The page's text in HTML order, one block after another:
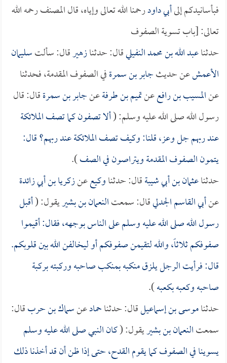
فبأسانيدكم إلىأبي داودرحمنا الله تعالى وإياه، قال المصنف رحمه الله
تعالى: [باب تسوية الصفوف
حدثناعبد الله بن محمد النفيليقال: حدثنازهيرقال: سألتسليمان
الأعمشعن حديثجابر بن سمرةفي الصفوف المقدمة، فحدثنا
عنالمسيب بن رافععنتميم بن طرفةعنجابر بن سمرةقال: قال
رسول الله صلى الله عليه وسلم: (ألا تصفون كما تصف الملائكة
عند ربهم جل وعز، قلنا: وكيف تصف الملائكة عند ربهم؟ قال:
يتمون الصفوف المقدمة ويتراصون في الصف).
حدثناعثمان بن أبي شيبةقال: حدثناوكيععنزكريا بن أبي زائدة
عنأبي القاسم الجدليقال: سمعتالنعمان بن بشيريقول: (أقبل
رسول الله صلى الله عليه وسلم على الناس بوجهه، فقال: أقيموا
صفوفكم ثلاثاً، والله لتقيمن صفوفكم أو ليخالفن الله بين قلوبكم.
قال: فرأيت الرجل يلزق منكبه بمنكب صاحبه وركبته بركبة
صاحبه وكعبه بكعبه).
حدثناموسى بن إسماعيلقال: حدثناحمادعنسماك بن حربقال:
سمعتالنعمان بن بشيريقول: (كان النبي صلى الله عليه وسلم
يسوينا في الصفوف كما يقوم القدح، حتى إذا ظن أن قد أخذنا ذلك